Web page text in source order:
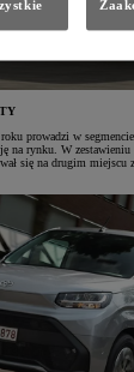
prowadzi w
na rynku. W
się na drugim